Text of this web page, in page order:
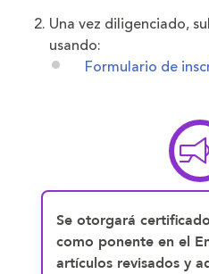
Una vez diligenciado,
usando:
Formulario de
Se otorgará
como ponente en el
artículos revisados y